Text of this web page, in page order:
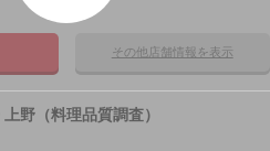
その他店舗情報を表示
野（料理品質調査）